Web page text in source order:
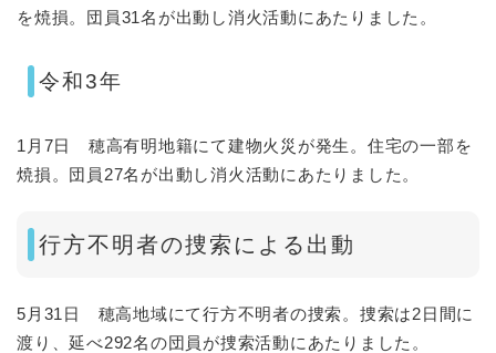
を焼損。団員31名が出動し消火活動にあたりました。
令和3年
1月7日 穂高有明地籍にて建物火災が発生。住宅の一部を
焼損。団員27名が出動し消火活動にあたりました。
行方不明者の捜索による出動
5月31日 穂高地域にて行方不明者の捜索。捜索は2日間に
渡り、延べ292名の団員が捜索活動にあたりました。